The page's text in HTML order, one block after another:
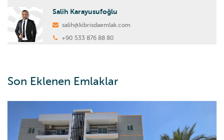
Salih Karayusufoğlu
salih@kibrisdaemlak.com
+90 533 876 88 80
Son Eklenen Emlaklar